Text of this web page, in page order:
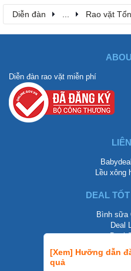
[Xem] Hưỡng dẫn
quả
Diễn đàn ... Rao vặt
Diễn đàn rao vặt miễn phí
Lều xông
DEAL
Bình sữa
Deal
Deal